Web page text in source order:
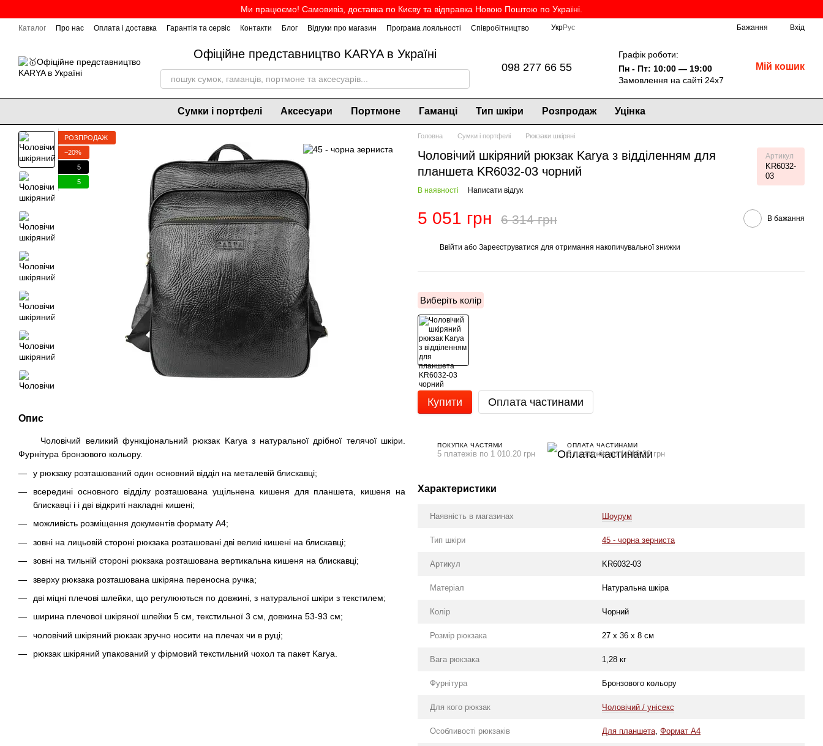
Ми працюємо! Самовивіз, доставка по Києву та відправка Новою Поштою по Україні.
Каталог Про нас Оплата і доставка Гарантія та сервіс Контакти Блог Відгуки про магазин Програма лояльності Співробітництво УкрРус Бажання Вхід
Офіційне представництво KARYA в Україні
098 277 66 55
Графік роботи:
Пн - Пт: 10:00 — 19:00
Замовлення на сайті 24х7
Мій кошик
Сумки і портфелі Аксесуари Портмоне Гаманці Тип шкіри Розпродаж Уцінка
РОЗПРОДАЖ
−20%
5
5
Опис
Чоловічий великий функціональний рюкзак Karya з натуральної дрібної телячої шкіри.
Фурнітура бронзового кольору.
у рюкзаку розташований один основний відділ на металевій блискавці;
всередині основного відділу розташована ущільнена кишеня для планшета, кишеня на
блискавці і і дві відкриті накладні кишені;
можливість розміщення документів формату А4;
зовні на лицьовій стороні рюкзака розташовані дві великі кишені на блискавці;
зовні на тильній стороні рюкзака розташована вертикальна кишеня на блискавці;
зверху рюкзака розташована шкіряна переносна ручка;
дві міцні плечові шлейки, що регулюються по довжині, з натуральної шкіри з текстилем;
ширина плечової шкіряної шлейки 5 см, текстильної 3 см, довжина 53-93 см;
чоловічий шкіряний рюкзак зручно носити на плечах чи в руці;
рюкзак шкіряний упакований у фірмовий текстильний чохол та пакет Karya.
Головна Сумки і портфелі Рюкзаки шкіряні
Чоловічий шкіряний рюкзак Karya з відділенням для
планшета KR6032-03 чорний
Артикул
KR6032-
03
В наявності Написати відгук
5 051 грн 6 314 грн В бажання
Ввійти або Зареєструватися для отримання накопичувальної знижки
Виберіть колір
Купити Оплата частинами
ПОКУПКА ЧАСТЯМИ
5 платежів по 1 010.20 грн
ОПЛАТА ЧАСТИНАМИ
5 платежів по 1 010.20 грн
Характеристики
Наявність в магазинах Шоурум
Тип шкіри 45 - чорна зерниста
Артикул KR6032-03
Матеріал Натуральна шкіра
Колір Чорний
Розмір рюкзака 27 х 36 х 8 см
Вага рюкзака 1,28 кг
Фурнітура Бронзового кольору
Для кого рюкзак Чоловічий / унісекс
Особливості рюкзаків Для планшета, Формат A4